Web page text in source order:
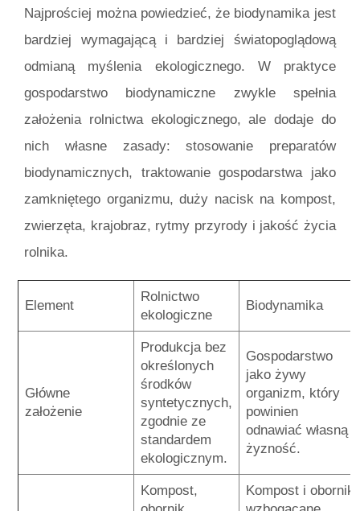
Najprościej można powiedzieć, że biodynamika jest
bardziej wymagającą i bardziej światopoglądową
odmianą myślenia ekologicznego. W praktyce
gospodarstwo biodynamiczne zwykle spełnia
założenia rolnictwa ekologicznego, ale dodaje do
nich własne zasady: stosowanie preparatów
biodynamicznych, traktowanie gospodarstwa jako
zamkniętego organizmu, duży nacisk na kompost,
zwierzęta, krajobraz, rytmy przyrody i jakość życia
rolnika.
Element
Rolnictwo
ekologiczne
Biodynamika
Główne
założenie
Produkcja bez
określonych
środków
syntetycznych,
zgodnie ze
standardem
ekologicznym.
Gospodarstwo
jako żywy
organizm, który
powinien
odnawiać własną
żyzność.
Kompost,
Kompost i obornik